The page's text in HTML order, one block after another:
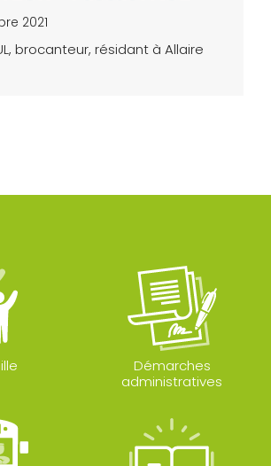
2021
brocanteur, résidant à Allaire
Démarches
administratives